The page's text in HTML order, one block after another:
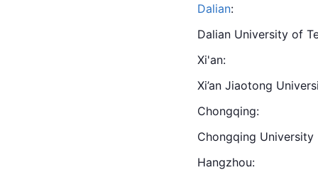
Dalian:
Dalian University of
Xi'an:
Xi’an Jiaotong
Chongqing:
Chongqing University
Hangzhou: